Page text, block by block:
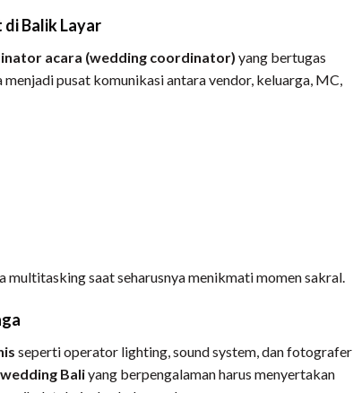
Balik Layar
acara (wedding coordinator) yang bertugas
pusat komunikasi antara vendor, keluarga, MC,
saat seharusnya menikmati momen sakral.
seperti operator lighting, sound system, dan fotografer
wedding Baliyang berpengalaman harus menyertakan